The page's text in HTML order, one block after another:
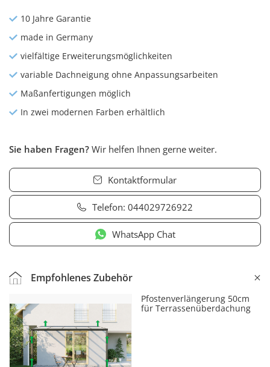
10 Jahre Garantie
made in Germany
vielfältige Erweiterungsmöglichkeiten
variable Dachneigung ohne Anpassungsarbeiten
Maßanfertigungen möglich
In zwei modernen Farben erhältlich
Sie haben Fragen? Wir helfen Ihnen gerne weiter.
Kontaktformular
Telefon: 044029726922
WhatsApp Chat
Empfohlenes Zubehör
Pfostenverlängerung 50cm
für Terrassenüberdachung